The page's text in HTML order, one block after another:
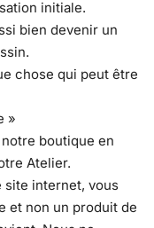
initiale.
bien devenir un
chose qui peut être
»
boutique en
Atelier.
site internet, vous
et non un produit de